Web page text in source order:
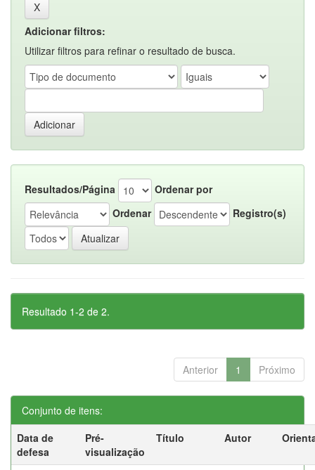
Adicionar filtros:
Utilizar filtros para refinar o resultado de busca.
Resultados/Página
Ordenar por
Ordenar
Registro(s)
Resultado 1-2 de 2.
Anterior 1 Próximo
Conjunto de itens:
Data de
defesa
Pré-
visualização
Título Autor